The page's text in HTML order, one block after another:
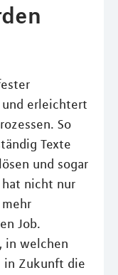
erleichtert
So
Texte
und sogar
hat nicht nur
Job.
in welchen
in Zukunft die